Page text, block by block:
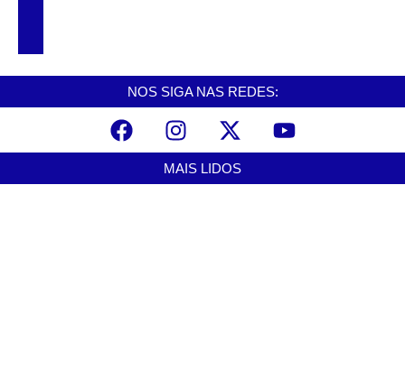
NOS SIGA NAS REDES:
MAIS LIDOS